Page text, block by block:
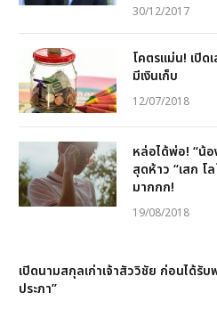
30/12/2017
โคตรแม่น! เปิด
มีเงินเก็บ
12/07/2018
หล่อได้พ่อ! “น้อ
สุดห้าว “เสก โ
มากกก!
19/08/2018
เปิดนามสกุลเก่าเจ้าสัววิชัย ก่อนได้รั
ประภา”